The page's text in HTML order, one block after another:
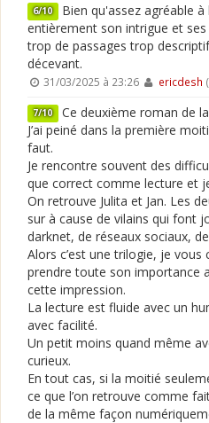
6/10 Bien qu'assez agréable
entièrement son intrigue et
trop de passages trop
décevant.
31/03/2025 à 23:26 ericdesh
7/10 Ce deuxième roman de
J’ai peiné dans la première
faut.
Je rencontre souvent des
que correct comme lecture et
On retrouve Julita et Jan. Les
sur à cause de vilains qui font
darknet, de réseaux sociaux,
Alors c’est une trilogie, je
prendre toute son importance
cette impression.
La lecture est fluide avec un
avec facilité.
Un petit moins quand même
curieux.
En tout cas, si la moitié
ce que l’on retrouve comme
de la même façon